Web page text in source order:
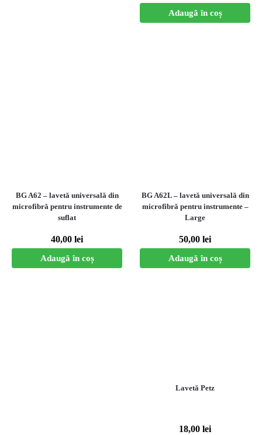
Adaugă în coș
BG A62 – lavetă universală din
microfibră pentru instrumente de
suflat
40,00 lei
Adaugă în coș
BG A62L – lavetă universală din
microfibră pentru instrumente –
Large
50,00 lei
Adaugă în coș
Lavetă Petz
18,00 lei